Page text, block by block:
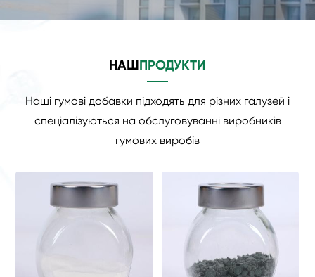
НАШПРОДУКТИ
Наші гумові добавки підходять для різних галузей і
спеціалізуються на обслуговуванні виробників
гумових виробів